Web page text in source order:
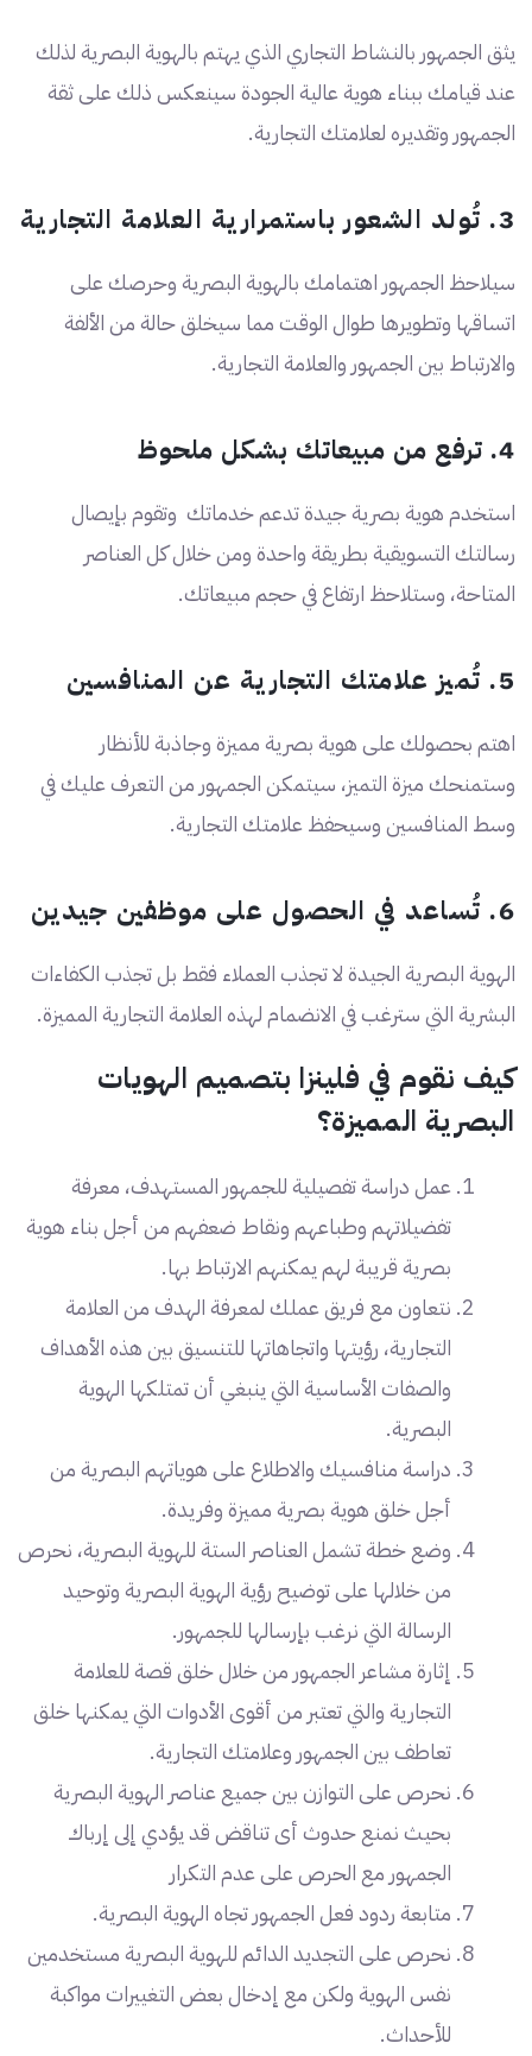
يثق الجمهور بالنشاط التجاري الذي يهتم بالهوية البصرية لذلك
عند قيامك ببناء هوية عالية الجودة سينعكس ذلك على ثقة
الجمهور وتقديره لعلامتك التجارية.
3. تُولد الشعور باستمرارية العلامة التجارية
سيلاحظ الجمهور اهتمامك بالهوية البصرية وحرصك على
اتساقها وتطويرها طوال الوقت مما سيخلق حالة من الألفة
والارتباط بين الجمهور والعلامة التجارية.
4. ترفع من مبيعاتك بشكل ملحوظ
استخدم هوية بصرية جيدة تدعم خدماتك وتقوم بإيصال
رسالتك التسويقية بطريقة واحدة ومن خلال كل العناصر
المتاحة، وستلاحظ ارتفاع في حجم مبيعاتك.
5. تُميز علامتك التجارية عن المنافسين
اهتم بحصولك على هوية بصرية مميزة وجاذبة للأنظار
وستمنحك ميزة التميز، سيتمكن الجمهور من التعرف عليك في
وسط المنافسين وسيحفظ علامتك التجارية.
6. تُساعد في الحصول على موظفين جيدين
الهوية البصرية الجيدة لا تجذب العملاء فقط بل تجذب الكفاءات
البشرية التي سترغب في الانضمام لهذه العلامة التجارية المميزة.
كيف نقوم في فلينزا بتصميم الهويات
البصرية المميزة؟
عمل دراسة تفصيلية للجمهور المستهدف، معرفة
تفضيلاتهم وطباعهم ونقاط ضعفهم من أجل بناء هوية
بصرية قريبة لهم يمكنهم الارتباط بها.
نتعاون مع فريق عملك لمعرفة الهدف من العلامة
التجارية، رؤيتها واتجاهاتها للتنسيق بين هذه الأهداف
والصفات الأساسية التي ينبغي أن تمتلكها الهوية
البصرية.
دراسة منافسيك والاطلاع على هوياتهم البصرية من
أجل خلق هوية بصرية مميزة وفريدة.
وضع خطة تشمل العناصر الستة للهوية البصرية، نحرص
من خلالها على توضيح رؤية الهوية البصرية وتوحيد
الرسالة التي نرغب بإرسالها للجمهور.
إثارة مشاعر الجمهور من خلال خلق قصة للعلامة
التجارية والتي تعتبر من أقوى الأدوات التي يمكنها خلق
تعاطف بين الجمهور وعلامتك التجارية.
نحرص على التوازن بين جميع عناصر الهوية البصرية
بحيث نمنع حدوث أى تناقض قد يؤدي إلى إرباك
الجمهور مع الحرص على عدم التكرار
متابعة ردود فعل الجمهور تجاه الهوية البصرية.
نحرص على التجديد الدائم للهوية البصرية مستخدمين
نفس الهوية ولكن مع إدخال بعض التغييرات مواكبة
للأحداث.